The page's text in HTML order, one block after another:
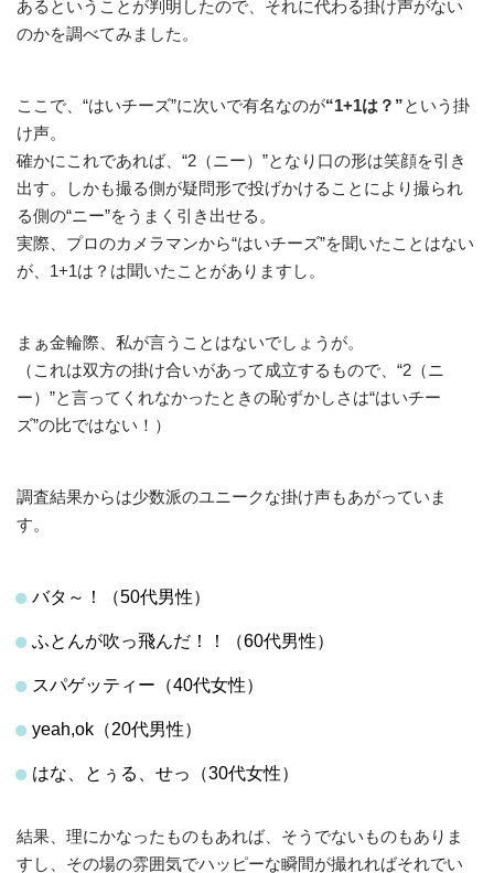
あるということが判明したので、それに代わる掛け声がない
のかを調べてみました。
ここで、“はいチーズ”に次いで有名なのが“1+1は？”という掛
け声。
確かにこれであれば、“2（ニー）”となり口の形は笑顔を引き
出す。しかも撮る側が疑問形で投げかけることにより撮られ
る側の“ニー”をうまく引き出せる。
実際、プロのカメラマンから“はいチーズ”を聞いたことはない
が、1+1は？は聞いたことがありますし。
まぁ金輪際、私が言うことはないでしょうが。
（これは双方の掛け合いがあって成立するもので、“2（ニ
ー）”と言ってくれなかったときの恥ずかしさは“はいチー
ズ”の比ではない！）
調査結果からは少数派のユニークな掛け声もあがっていま
す。
バタ～！（50代男性）
ふとんが吹っ飛んだ！！（60代男性）
スパゲッティー（40代女性）
yeah,ok（20代男性）
はな、とぅる、せっ（30代女性）
結果、理にかなったものもあれば、そうでないものもありま
すし、その場の雰囲気でハッピーな瞬間が撮れればそれでい